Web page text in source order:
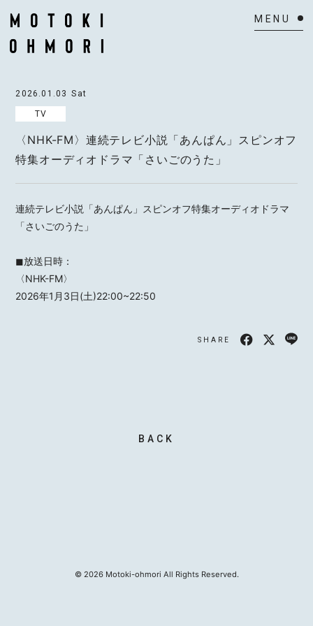
NEWS
SCHEDULE
VIDEO
ACTOR
MAIL MAGAZINE
2026.01.03 Sat
TV
〈NHK-FM〉連続テレビ小説「あんぱん」スピンオフ
特集オーディオドラマ「さいごのうた」
連続テレビ小説「あんぱん」スピンオフ特集オーディオドラマ
「さいごのうた」
◼︎放送日時：
〈NHK-FM〉
2026年1月3日(土)22:00~22:50
SHARE
BACK
© 2026Motoki-ohmori All Rights Reserved.